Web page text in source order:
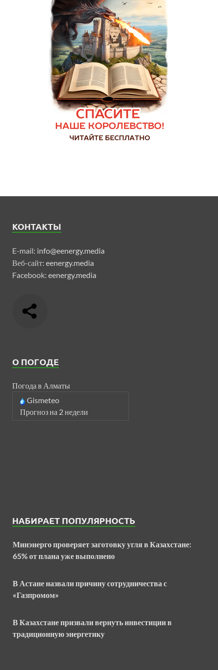
КОНТАКТЫ
E-mail: info@eenergy.media
Веб-сайт: eenergy.media
Facebook: eenergy.media
О ПОГОДЕ
Погода в Алматы
Gismeteo
Прогноз на 2 недели
НАБИРАЕТ ПОПУЛЯРНОСТЬ
Минэнерго проверяет заготовку угля в Казахстане:
65% от плана уже выполнено
В Астане назвали причину сотрудничества с
«Газпромом»
В Казахстане призвали вернуть инвестиции в
традиционную энергетику